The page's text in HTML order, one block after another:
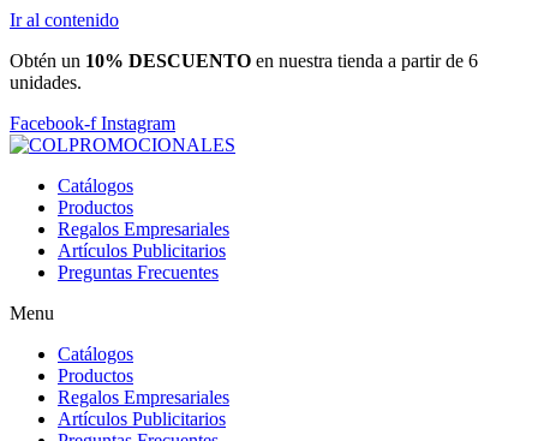
Ir al contenido
Obtén un 10% DESCUENTO en nuestra tienda a partir de 6
unidades.
Facebook-f Instagram
Catálogos
Productos
Regalos Empresariales
Artículos Publicitarios
Preguntas Frecuentes
Menu
Catálogos
Productos
Regalos Empresariales
Artículos Publicitarios